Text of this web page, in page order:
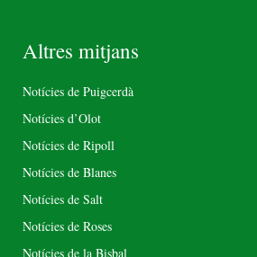
Altres mitjans
Notícies de Puigcerdà
Notícies d’Olot
Notícies de Ripoll
Notícies de Blanes
Notícies de Salt
Notícies de Roses
Notícies de la Bisbal